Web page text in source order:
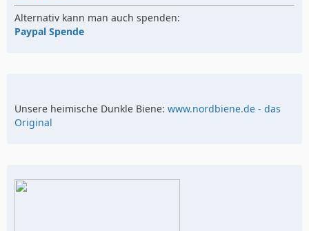
Alternativ kann man auch spenden:
Paypal Spende
Unsere heimische Dunkle Biene: www.nordbiene.de - das
Original